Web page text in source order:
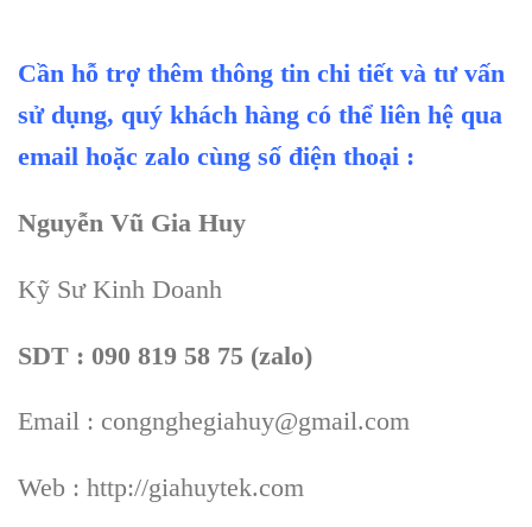
Cần hỗ trợ thêm thông tin chi tiết và tư vấn
sử dụng, quý khách hàng có thể liên hệ qua
email hoặc zalo cùng số điện thoại :
Nguyễn Vũ Gia Huy
Kỹ Sư Kinh Doanh
SDT : 090 819 58 75 (zalo)
Email : congnghegiahuy@gmail.com
Web : http://giahuytek.com